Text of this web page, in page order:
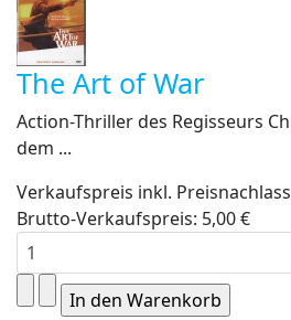
The Art of War
Action-Thriller des Regisseurs
dem ...
Verkaufspreis inkl.
Brutto-Verkaufspreis: 5,00 €